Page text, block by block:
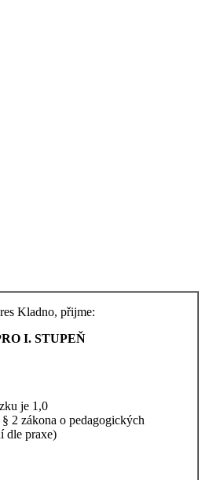
Kladno, přijme:
I. STUPEŇ
je 1,0
2 zákona o pedagogických
dle praxe)